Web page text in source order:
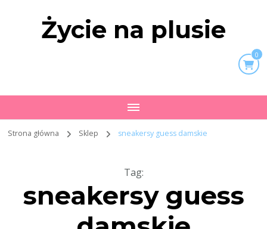
Życie na plusie
0
Strona główna Sklep sneakersy guess damskie
Tag:
sneakersy guess